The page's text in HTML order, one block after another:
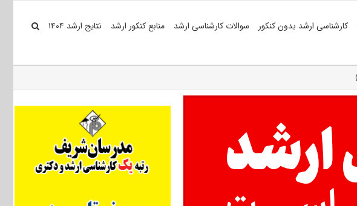
کارشناسی ارشد بدون کنکور سوالات کارشناسی ارشد منابع کنکور ارشد نتایج ارشد ۱۴۰۴